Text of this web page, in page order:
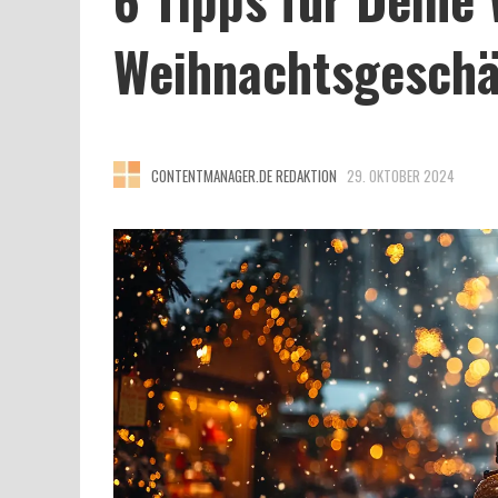
CONTENTMANAGER.DE REDAKTION 29. OKTOBER 2024